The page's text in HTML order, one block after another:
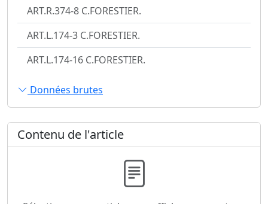
ART.R.374-8 C.FORESTIER.
ART.L.174-3 C.FORESTIER.
ART.L.174-16 C.FORESTIER.
Données brutes
Contenu de l'article